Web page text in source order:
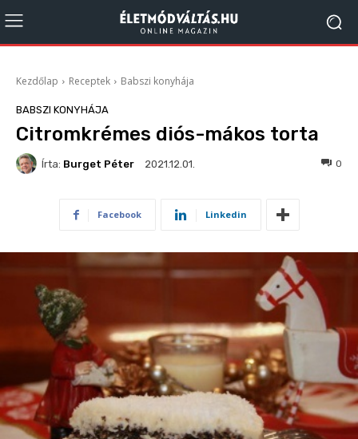
Kezdőlap Receptek Babszi konyhája
BABSZI KONYHÁJA
Citromkrémes diós-mákos torta
Írta: Burget Péter 2021.12.01. 0
Facebook Linkedin